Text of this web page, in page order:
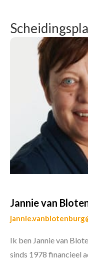
Jannie van
Ik ben Jannie van
sinds 1978 financieel